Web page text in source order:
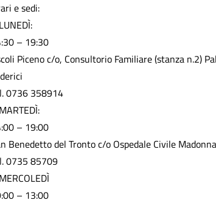
e sedi:
– 19:30
Piceno c/o, Consultorio Familiare (stanza n.2)
0736 358914
– 19:00
Benedetto del Tronto c/o Ospedale Civile
0735 85709
– 13:00